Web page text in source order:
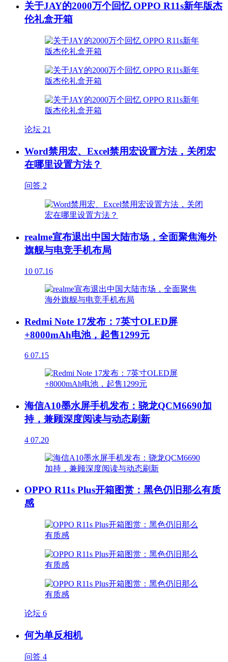
关于JAY的2000万个回忆 OPPO R11s新年版杰
伦礼盒开箱
论坛 21
Word禁用宏、Excel禁用宏设置方法，关闭宏
在哪里设置方法？
问答 2
realme宣布退出中国大陆市场，全面聚焦海外
旗舰与电竞手机布局
10 07.16
Redmi Note 17发布：7英寸OLED屏
+8000mAh电池，起售1299元
6 07.15
海信A10墨水屏手机发布：骁龙QCM6690加
持，兼顾深度阅读与动态刷新
4 07.20
OPPO R11s Plus开箱图赏：黑色仍旧那么有质
感
论坛 6
何为单反相机
问答 4